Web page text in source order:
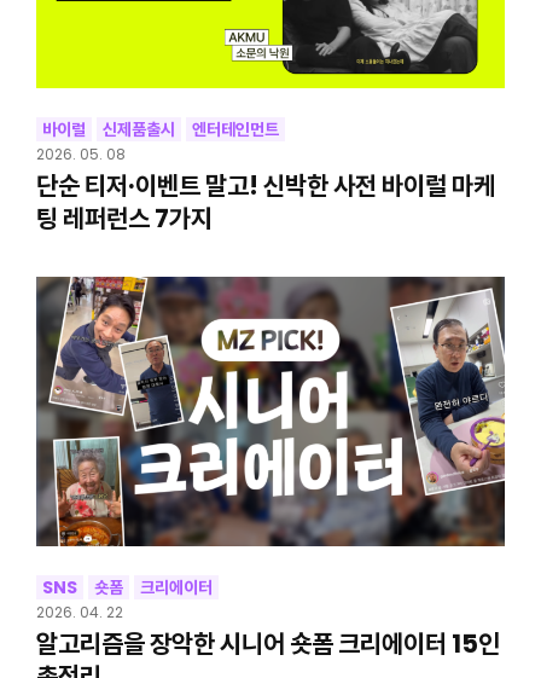
바이럴 신제품출시 엔터테인먼트
2026. 05. 08
단순 티저·이벤트 말고! 신박한 사전 바이럴 마케
팅 레퍼런스 7가지
SNS 숏폼 크리에이터
2026. 04. 22
알고리즘을 장악한 시니어 숏폼 크리에이터 15인